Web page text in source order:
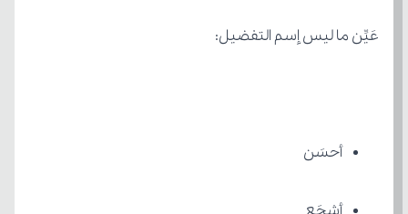
عَیِّن ما لیس إسم التفضیل:
أحسَن